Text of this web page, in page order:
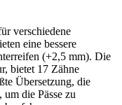
verschiedene
eine bessere
(+2,5 mm). Die
bietet 17 Zähne
Übersetzung, die
um die Pässe zu